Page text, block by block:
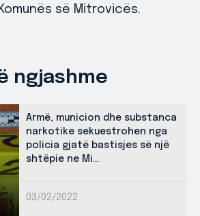
së Mitrovicës.
ngjashme
Armë, municion dhe substanca
narkotike sekuestrohen nga
policia gjatë bastisjes së një
shtëpie ne Mi...
03/02/2022